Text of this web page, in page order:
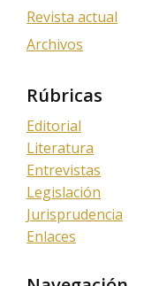
Revista actual
Archivos
Rúbricas
Editorial
Literatura
Entrevistas
Legislación
Jurisprudencia
Enlaces